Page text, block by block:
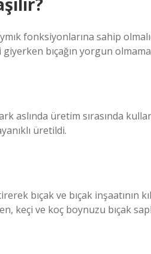
fonksiyonlarına sahip
giyerken bıçağın yorgun
aslında üretim sırasında
üretildi.
bıçak ve bıçak inşaatının
keçi ve koç boynuzu bıçak